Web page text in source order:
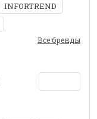
INFORTREND
Все бренды